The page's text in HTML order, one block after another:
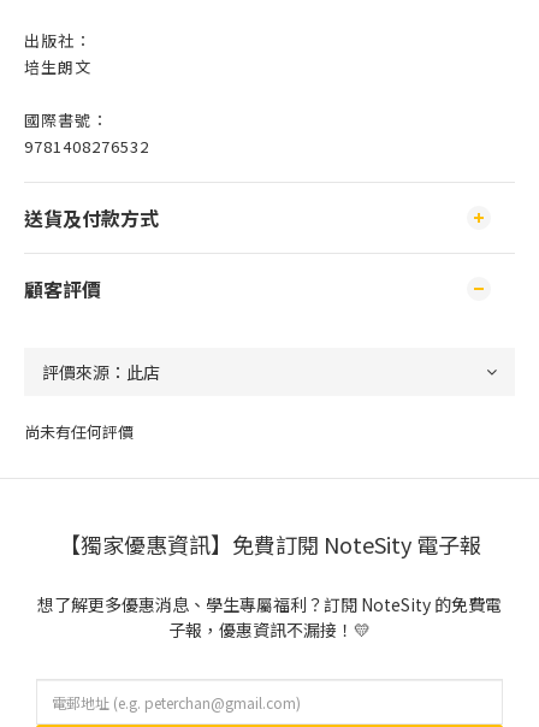
出版社：
培生朗文
國際書號：
9781408276532
送貨及付款方式
顧客評價
尚未有任何評價
【獨家優惠資訊】免費訂閱 NoteSity 電子報
想了解更多優惠消息、學生專屬福利？訂閱 NoteSity 的免費電
子報，優惠資訊不漏接！💛